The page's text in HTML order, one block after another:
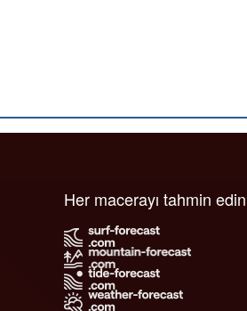
Her macerayı tahmin edin